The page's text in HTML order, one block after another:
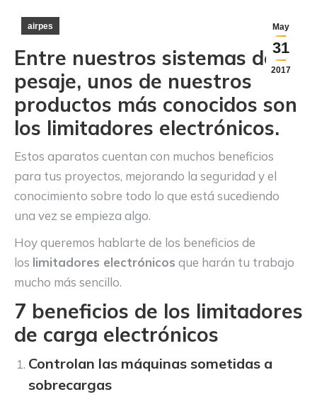
May
31
2017
airpes
Entre nuestros sistemas de
pesaje, unos de nuestros
productos más conocidos son
los limitadores electrónicos.
Estos aparatos cuentan con muchos beneficios
para tus proyectos, mejorando la seguridad y el
conocimiento sobre todo lo que está sucediendo
una vez se empieza algo.
Hoy queremos hablarte de los beneficios de
los limitadores electrónicos que harán tu trabajo
mucho más sencillo.
7 beneficios de los limitadores
de carga electrónicos
Controlan las máquinas sometidas a
sobrecargas